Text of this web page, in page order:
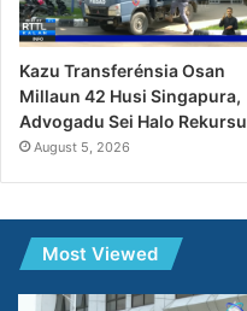
Kazu Transferénsia Osan
Millaun 42 Husi Singapura,
Advogadu Sei Halo Rekursu
August 5, 2026
Most Viewed